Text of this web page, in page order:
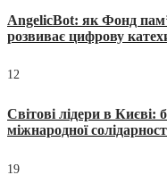
AngelicBot: як Фонд
розвиває цифрову
12
Світові лідери в Києві:
міжнародної
19